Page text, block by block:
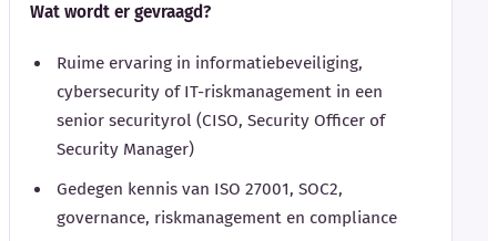
Wat wordt er gevraagd?
Ruime ervaring in informatiebeveiliging,
cybersecurity of IT-riskmanagement in een
senior securityrol (CISO, Security Officer of
Security Manager)
Gedegen kennis van ISO 27001, SOC2,
governance, riskmanagement en compliance